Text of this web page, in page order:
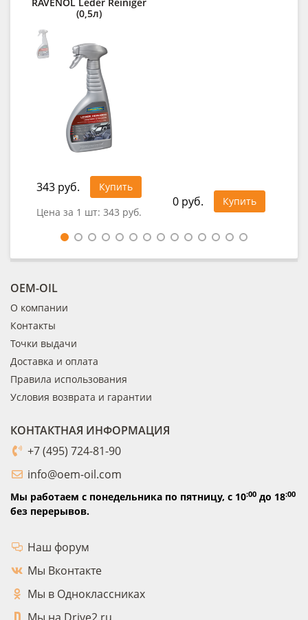
(0,5л)
343 руб.
Купить
Цена за 1 шт: 343 руб.
0 руб. Купить
OEM-OIL
О компании
Контакты
Точки выдачи
Доставка и оплата
Правила использования
Условия возврата и гарантии
КОНТАКТНАЯ ИНФОРМАЦИЯ
+7 (495) 724-81-90
info@oem-oil.com
Мы работаем с понедельника по пятницу, с 10:00 до 18:00
без перерывов.
Наш форум
Мы Вконтакте
Мы в Одноклассниках